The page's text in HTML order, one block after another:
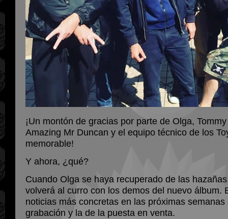
¡Un montón de gracias por parte de Olga,
Amazing Mr Duncan y el equipo técnico de los
memorable!
Y ahora, ¿qué?
Cuando Olga se haya recuperado de las
volverá al curro con los demos del nuevo álbum.
noticias más concretas en las próximas
grabación y la de la puesta en venta.